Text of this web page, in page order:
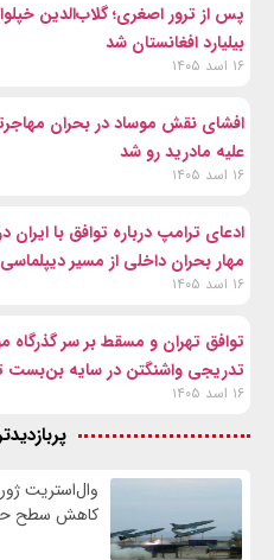
پس از ترور اصغری؛ گلاب‌الدین
بیلیارد افغانستان شد
۱۶ اسد ۱۴۰۵
افشای نقش موساد در بحران
علیه مادرید رو شد
۱۶ اسد ۱۴۰۵
ادعای ترامپ درباره توافق با ایران
مهار بحران داخلی از مسیر
۱۶ اسد ۱۴۰۵
توافق تهران و مسقط بر سر
تدریجی واشنگتن در سایه بن‌بست
۱۶ اسد ۱۴۰۵
وال‌استریت
کاهش سطح